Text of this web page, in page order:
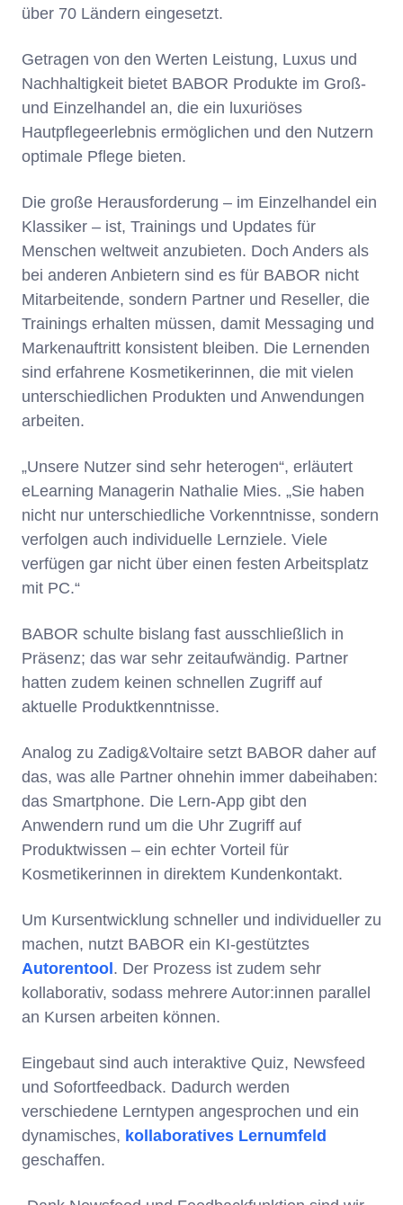
über 70 Ländern eingesetzt.
Getragen von den Werten Leistung, Luxus und
Nachhaltigkeit bietet BABOR Produkte im Groß-
und Einzelhandel an, die ein luxuriöses
Hautpflegeerlebnis ermöglichen und den Nutzern
optimale Pflege bieten.
Die große Herausforderung – im Einzelhandel ein
Klassiker – ist, Trainings und Updates für
Menschen weltweit anzubieten. Doch Anders als
bei anderen Anbietern sind es für BABOR nicht
Mitarbeitende, sondern Partner und Reseller, die
Trainings erhalten müssen, damit Messaging und
Markenauftritt konsistent bleiben. Die Lernenden
sind erfahrene Kosmetikerinnen, die mit vielen
unterschiedlichen Produkten und Anwendungen
arbeiten.
„Unsere Nutzer sind sehr heterogen“, erläutert
eLearning Managerin Nathalie Mies. „Sie haben
nicht nur unterschiedliche Vorkenntnisse, sondern
verfolgen auch individuelle Lernziele. Viele
verfügen gar nicht über einen festen Arbeitsplatz
mit PC.“
BABOR schulte bislang fast ausschließlich in
Präsenz; das war sehr zeitaufwändig. Partner
hatten zudem keinen schnellen Zugriff auf
aktuelle Produktkenntnisse.
Analog zu Zadig&Voltaire setzt BABOR daher auf
das, was alle Partner ohnehin immer dabeihaben:
das Smartphone. Die Lern-App gibt den
Anwendern rund um die Uhr Zugriff auf
Produktwissen – ein echter Vorteil für
Kosmetikerinnen in direktem Kundenkontakt.
Um Kursentwicklung schneller und individueller zu
machen, nutzt BABOR ein KI-gestütztes
Autorentool . Der Prozess ist zudem sehr
kollaborativ, sodass mehrere Autor:innen parallel
an Kursen arbeiten können.
Eingebaut sind auch interaktive Quiz, Newsfeed
und Sofortfeedback. Dadurch werden
verschiedene Lerntypen angesprochen und ein
dynamisches, kollaboratives Lernumfeld
geschaffen.